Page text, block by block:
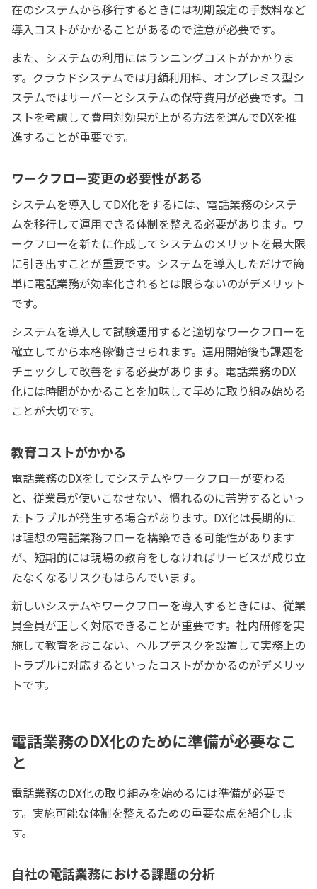
在のシステムから移行するときには初期設定の手数料など
導入コストがかかることがあるので注意が必要です。
また、システムの利用にはランニングコストがかかりま
す。クラウドシステムでは月額利用料、オンプレミス型シ
ステムではサーバーとシステムの保守費用が必要です。コ
ストを考慮して費用対効果が上がる方法を選んでDXを推
進することが重要です。
ワークフロー変更の必要性がある
システムを導入してDX化をするには、電話業務のシステ
ムを移行して運用できる体制を整える必要があります。ワ
ークフローを新たに作成してシステムのメリットを最大限
に引き出すことが重要です。システムを導入しただけで簡
単に電話業務が効率化されるとは限らないのがデメリット
です。
システムを導入して試験運用すると適切なワークフローを
確立してから本格稼働させられます。運用開始後も課題を
チェックして改善をする必要があります。電話業務のDX
化には時間がかかることを加味して早めに取り組み始める
ことが大切です。
教育コストがかかる
電話業務のDXをしてシステムやワークフローが変わる
と、従業員が使いこなせない、慣れるのに苦労するといっ
たトラブルが発生する場合があります。DX化は長期的に
は理想の電話業務フローを構築できる可能性があります
が、短期的には現場の教育をしなければサービスが成り立
たなくなるリスクもはらんでいます。
新しいシステムやワークフローを導入するときには、従業
員全員が正しく対応できることが重要です。社内研修を実
施して教育をおこない、ヘルプデスクを設置して実務上の
トラブルに対応するといったコストがかかるのがデメリッ
トです。
電話業務のDX化のために準備が必要なこ
と
電話業務のDX化の取り組みを始めるには準備が必要で
す。実施可能な体制を整えるための重要な点を紹介しま
す。
自社の電話業務における課題の分析